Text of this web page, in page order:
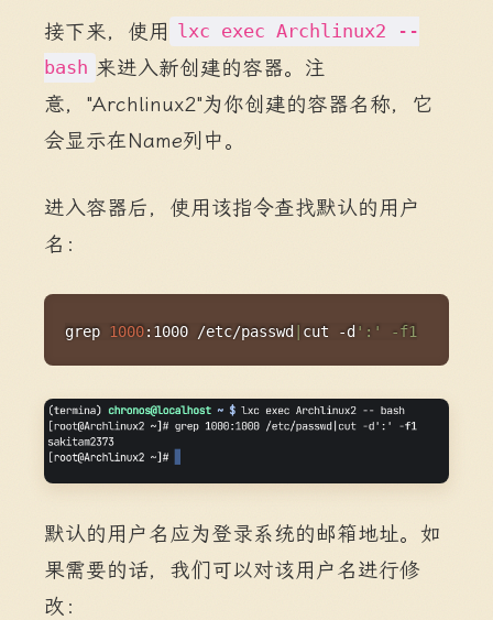
接下来，使用 lxc exec Archlinux2 --
bash 来进入新创建的容器。注
意，"Archlinux2"为你创建的容器名称，它
会显示在Name列中。
进入容器后，使用该指令查找默认的用户
名：
grep 1000:1000 /etc/passwd cut -d ':' -f1
默认的用户名应为登录系统的邮箱地址。如
果需要的话，我们可以对该用户名进行修
改：